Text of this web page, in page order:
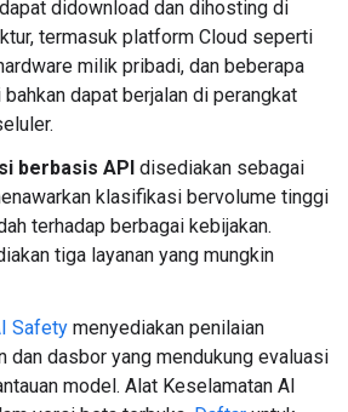
didownload dan dihosting di
termasuk platform Cloud seperti
milik pribadi, dan beberapa
dapat berjalan di perangkat
berbasis API disediakan sebagai
klasifikasi bervolume tinggi
terhadap berbagai kebijakan.
tiga layanan yang mungkin
Safety menyediakan penilaian
dan dasbor yang mendukung evaluasi
model. Alat Keselamatan AI